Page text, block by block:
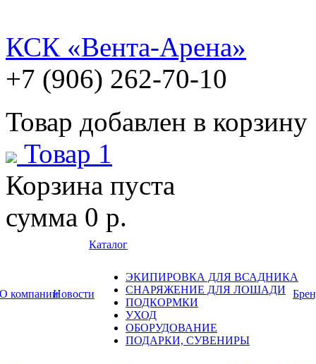
КСК «Вента-Арена»
+7 (906) 262-70-10
Товар добавлен в корзину
Товар 1
Корзина пуста
сумма 0 р.
О компанииНовости
Каталог
ЭКИПИРОВКА ДЛЯ ВСАДНИКА
СНАРЯЖЕНИЕ ДЛЯ ЛОШАДИ
ПОДКОРМКИ
УХОД
ОБОРУДОВАНИЕ
ПОДАРКИ, СУВЕНИРЫ